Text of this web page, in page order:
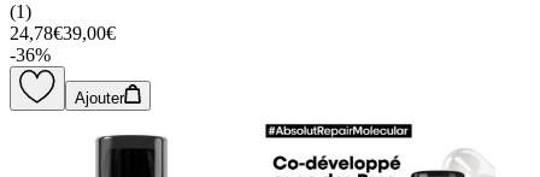
(1)
24,78€39,00€
-36%
Ajouter